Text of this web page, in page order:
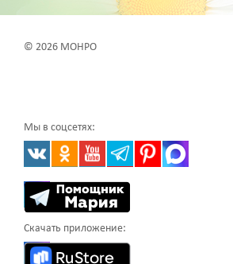
© 2026 МОНРО
Мы в соцсетях:
Скачать приложение: